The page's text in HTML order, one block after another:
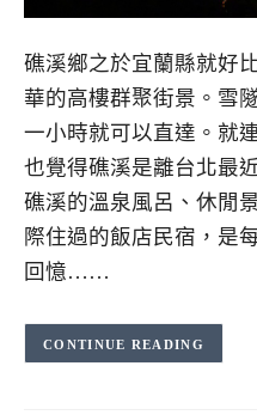
礁溪鄉之於宜蘭縣就好
華的高樓群聚街景。雪
一小時就可以直達。就
也覺得礁溪是離台北最
礁溪的溫泉風呂、休閒
際住過的飯店民宿，是
回憶……
CONTINUE READING